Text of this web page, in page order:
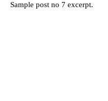
Sample post no 7 excerpt.